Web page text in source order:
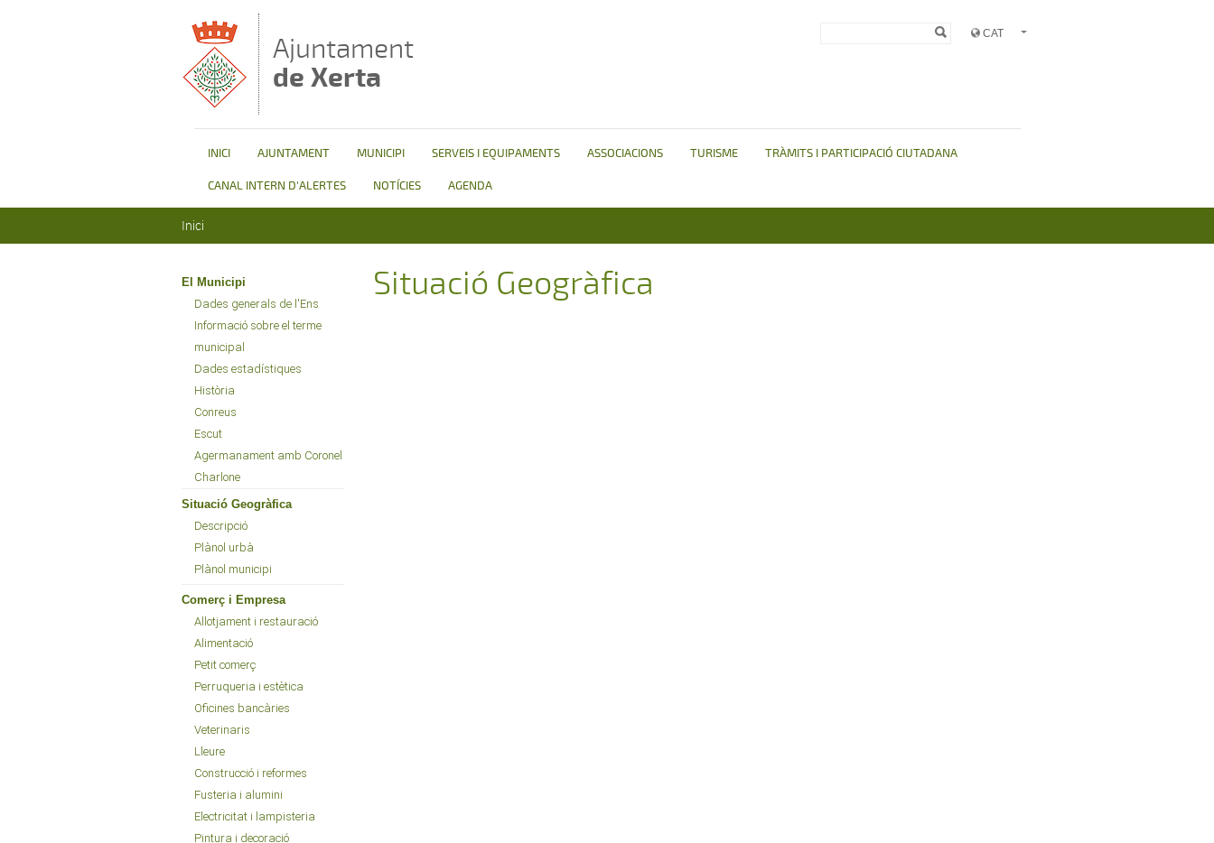
Ajuntament
de Xerta
INICI AJUNTAMENT MUNICIPI SERVEIS I EQUIPAMENTS ASSOCIACIONS TURISME TRÀMITS I PARTICIPACIÓ CIUTADANA
CANAL INTERN D'ALERTES NOTÍCIES AGENDA
Inici
El Municipi
Dades generals de l'Ens
Informació sobre el terme
municipal
Dades estadístiques
Història
Conreus
Escut
Agermanament amb Coronel
Charlone
Situació Geogràfica
Descripció
Plànol urbà
Plànol municipi
Comerç i Empresa
Allotjament i restauració
Alimentació
Petit comerç
Perruqueria i estètica
Oficines bancàries
Veterinaris
Lleure
Construcció i reformes
Fusteria i alumini
Electricitat i lampisteria
Pintura i decoració
Situació Geogràfica